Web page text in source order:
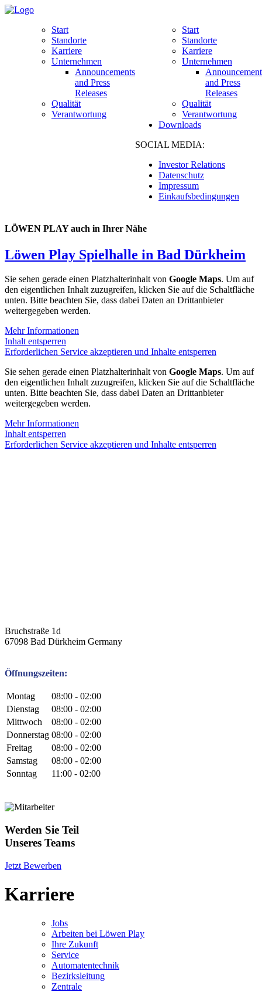
Start
Standorte
Karriere
Unternehmen
Announcements
and Press
Releases
Qualität
Verantwortung
Start
Standorte
Karriere
Unternehmen
and Press
Releases
Qualität
Verantwortung
Downloads
SOCIAL MEDIA:
Investor Relations
Datenschutz
Impressum
Einkaufsbedingungen
LÖWEN PLAY auch in Ihrer Nähe
Löwen Play Spielhalle in Bad Dürkheim
Sie sehen gerade einen Platzhalterinhalt von Google Maps. Um auf
den eigentlichen Inhalt zuzugreifen, klicken Sie auf die Schaltfläche
unten. Bitte beachten Sie, dass dabei Daten an Drittanbieter
weitergegeben werden.
Mehr Informationen
Inhalt entsperren
Erforderlichen Service akzeptieren und Inhalte entsperren
Sie sehen gerade einen Platzhalterinhalt von Google Maps. Um auf
den eigentlichen Inhalt zuzugreifen, klicken Sie auf die Schaltfläche
unten. Bitte beachten Sie, dass dabei Daten an Drittanbieter
weitergegeben werden.
Mehr Informationen
Inhalt entsperren
Erforderlichen Service akzeptieren und Inhalte entsperren
Bruchstraße 1d
67098 Bad Dürkheim Germany
Öffnungszeiten:
Montag
08:00 - 02:00
Dienstag
08:00 - 02:00
Mittwoch
08:00 - 02:00
Donnerstag 08:00 - 02:00
Freitag
08:00 - 02:00
Samstag
08:00 - 02:00
Sonntag
11:00 - 02:00
Werden Sie Teil
Unseres Teams
Jetzt Bewerben
Karriere
Jobs
Arbeiten bei Löwen Play
Ihre Zukunft
Service
Automatentechnik
Bezirksleitung
Zentrale